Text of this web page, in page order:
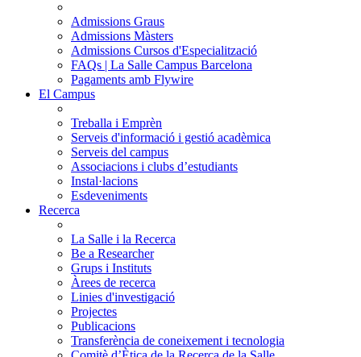
Admissions Graus
Admissions Màsters
Admissions Cursos d'Especialització
FAQs | La Salle Campus Barcelona
Pagaments amb Flywire
El Campus
Treballa i Emprèn
Serveis d'informació i gestió acadèmica
Serveis del campus
Associacions i clubs d’estudiants
Instal·lacions
Esdeveniments
Recerca
La Salle i la Recerca
Be a Researcher
Grups i Instituts
Àrees de recerca
Linies d'investigació
Projectes
Publicacions
Transferència de coneixement i tecnologia